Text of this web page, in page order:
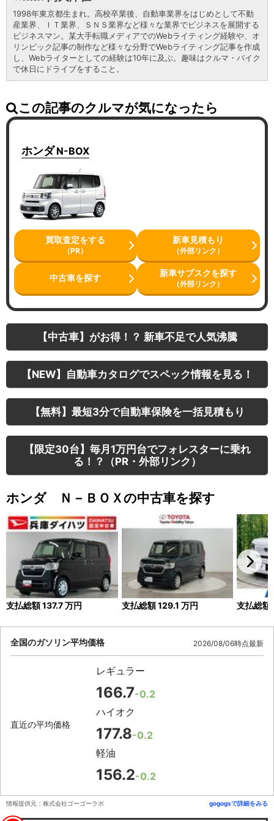
1998年東京都生まれ。高校卒業後、自動車業界をはじめとして不動
産業界、ＩＴ業界、ＳＮＳ業界など様々な業界でビジネスを展開する
ビジネスマン。某大手転職メディアでのWebライティング経験や、オ
リンピック記事の制作など様々な分野でWebライティング記事を作成
し、Webライターとしての経験は10年に及ぶ。趣味はクルマ・バイク
で休日にドライブをすること。
この記事のクルマが気になったら
ホンダ N-BOX
買取査定をする
（PR）
新車見積もり
（外部リンク）
中古車を探す 新車サブスクを探す
（外部リンク）
【中古車】がお得！？ 新車不足で人気沸騰
【NEW】自動車カタログでスペック情報を見る！
【無料】最短3分で自動車保険を一括見積もり
【限定30台】毎月1万円台でフォレスターに乗れ
る！？（PR・外部リンク）
ホンダ Ｎ－ＢＯＸの中古車を探す
支払総額137.7万円 支払総額129.1 万円 支払総額
全国のガソリン平均価格 2026/08/06時点最新
直近の平均価格
レギュラー
166.7-0.2
ハイオク
177.8-0.2
軽油
156.2-0.2
情報提供元：株式会社ゴーゴーラボ gogogsで詳細をみる